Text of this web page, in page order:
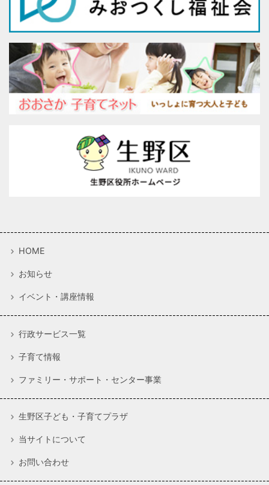
HOME
お知らせ
イベント・講座情報
行政サービス一覧
子育て情報
ファミリー・サポート・センター事業
生野区子ども・子育てプラザ
当サイトについて
お問い合わせ